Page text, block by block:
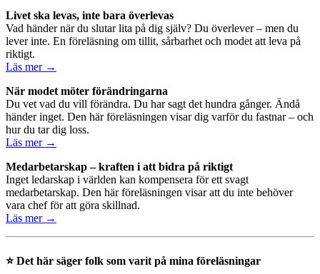
Livet ska levas, inte bara överlevas
Vad händer när du slutar lita på dig själv? Du överlever – men du
lever inte. En föreläsning om tillit, sårbarhet och modet att leva på
riktigt.
Läs mer →
När modet möter förändringarna
Du vet vad du vill förändra. Du har sagt det hundra gånger. Ändå
händer inget. Den här föreläsningen visar dig varför du fastnar – och
hur du tar dig loss.
Läs mer →
Medarbetarskap – kraften i att bidra på riktigt
Inget ledarskap i världen kan kompensera för ett svagt
medarbetarskap. Den här föreläsningen visar att du inte behöver
vara chef för att göra skillnad.
Läs mer →
⭐ Det här säger folk som varit på mina föreläsningar